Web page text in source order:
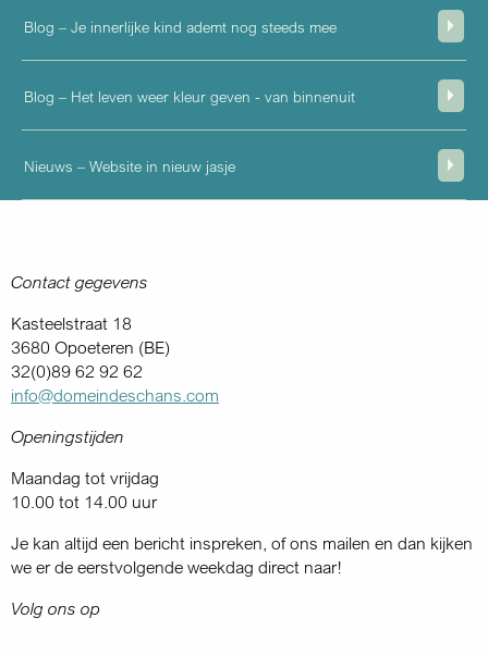
Blog – Je innerlijke kind ademt nog steeds mee
Blog – Het leven weer kleur geven - van binnenuit
Nieuws – Website in nieuw jasje
Contact gegevens
Kasteelstraat 18
3680 Opoeteren (BE)
32(0)89 62 92 62
info@domeindeschans.com
Openingstijden
Maandag tot vrijdag
10.00 tot 14.00 uur
Je kan altijd een bericht inspreken, of ons mailen en dan kijken
we er de eerstvolgende weekdag direct naar!
Volg ons op